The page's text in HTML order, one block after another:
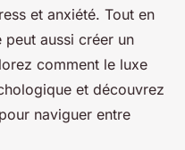
et anxiété. Tout en
aussi créer un
comment le luxe
et découvrez
naviguer entre